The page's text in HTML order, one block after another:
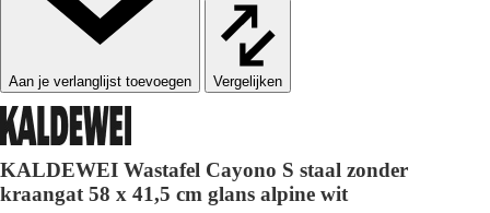
Vergelijken
KALDEWEI Wastafel Cayono S staal zonder
kraangat 58 x 41,5 cm glans alpine wit